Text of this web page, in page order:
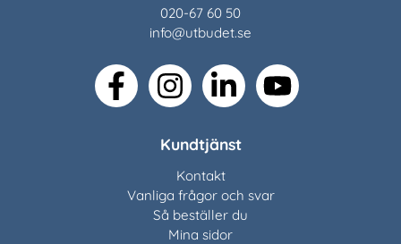
020-67 60 50
info@utbudet.se
facebookinstagramlinkedin youtube
Kundtjänst
Kontakt
Vanliga frågor och svar
Så beställer du
Mina sidor